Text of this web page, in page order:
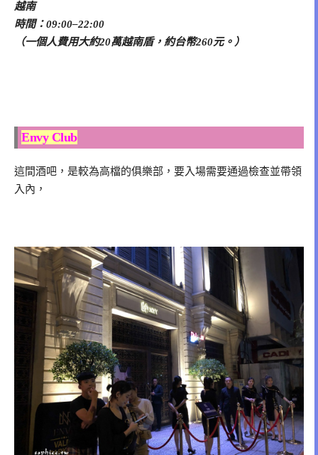
越南
時間：09:00–22:00
（一個人費用大約20萬越南盾，約台幣260元。）
Envy Club
這間酒吧，是較為高檔的俱樂部，要入場需要通過檢查並帶領
入內，